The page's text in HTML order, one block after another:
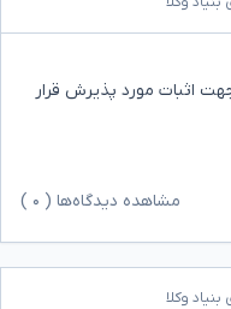
اثبات مورد پذیرش قرار
مشاهده دیدگاه‌ها ( ۰
وکلا